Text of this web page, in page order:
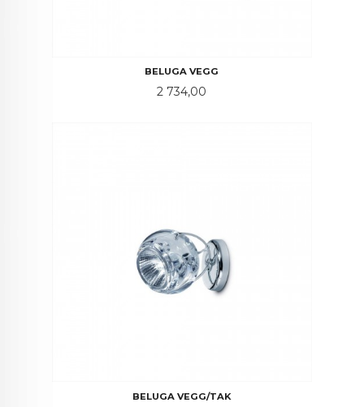
BELUGA VEGG
Pris
2 734,00
BELUGA VEGG/TAK